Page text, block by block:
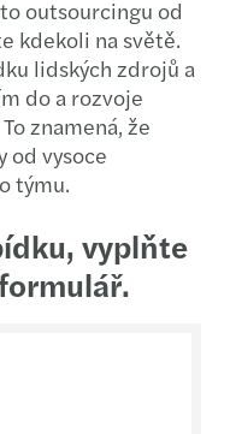
outsourcingu od
kdekoli na světě.
lidských zdrojů a
do a rozvoje
znamená, že
od vysoce
týmu.
vyplňte